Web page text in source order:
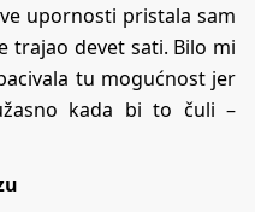
upornosti pristala sam
trajao devet sati. Bilo mi
tu mogućnost jer
kada bi to čuli –